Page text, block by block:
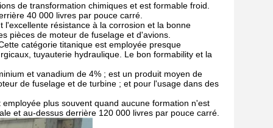
de transformation chimiques et est formable froid.
40 000 livres par pouce carré.
résistance à la corrosion et la bonne
pièces de moteur de fuselage et d'avions.
catégorie titanique est employée presque
tuyauterie hydraulique. Le bon formability et la
et vanadium de 4% ; est un produit moyen de
de fuselage et de turbine ; et pour l'usage dans des
plus souvent quand aucune formation n'est
et au-dessus derrière 120 000 livres par pouce carré.